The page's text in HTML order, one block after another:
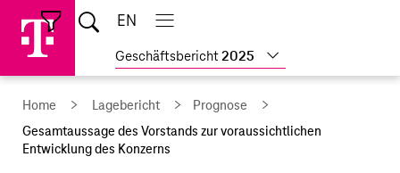
Sprungmarken
Springe
direkt
Springe
direkt
zum
Geschäftsbericht 2025
Weitere
Geschäftsberichte
Home
Schließen
SucheEN
Hauptnavigation
öffnen
Hauptnavigation
schließen
Home Lagebericht
Prognose
Gesamtaussage des Vorstands zur voraus­sichtlichen
Entwicklung des Konzerns